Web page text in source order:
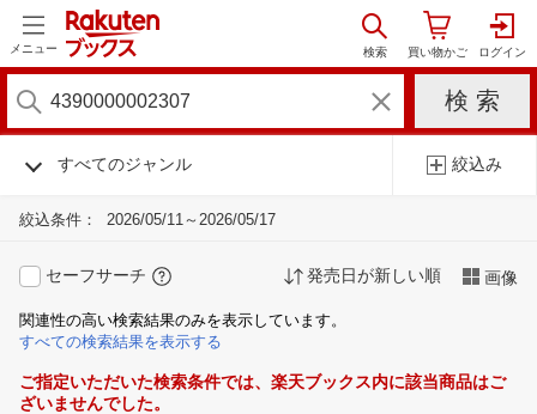
メニュー
すべてのジャンル 絞込み
絞込条件： 2026/05/11～2026/05/17
セーフサーチ 発売日が新しい順 画像
関連性の高い検索結果のみを表示しています。
すべての検索結果を表示する
ご指定いただいた検索条件では、楽天ブックス内に該当商品はご
ざいませんでした。